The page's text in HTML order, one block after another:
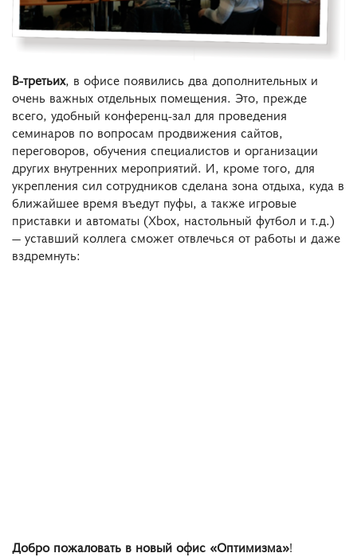
В-третьих, в офисе появились два дополнительных и
очень важных отдельных помещения. Это, прежде
всего, удобный конференц-зал для проведения
семинаров по вопросам продвижения сайтов,
переговоров, обучения специалистов и организации
других внутренних мероприятий. И, кроме того, для
укрепления сил сотрудников сделана зона отдыха, куда в
ближайшее время въедут пуфы, а также игровые
приставки и автоматы (Xbox, настольный футбол и т.д.)
― уставший коллега сможет отвлечься от работы и даже
вздремнуть:
Добро пожаловать в новый офис «Оптимизма»!